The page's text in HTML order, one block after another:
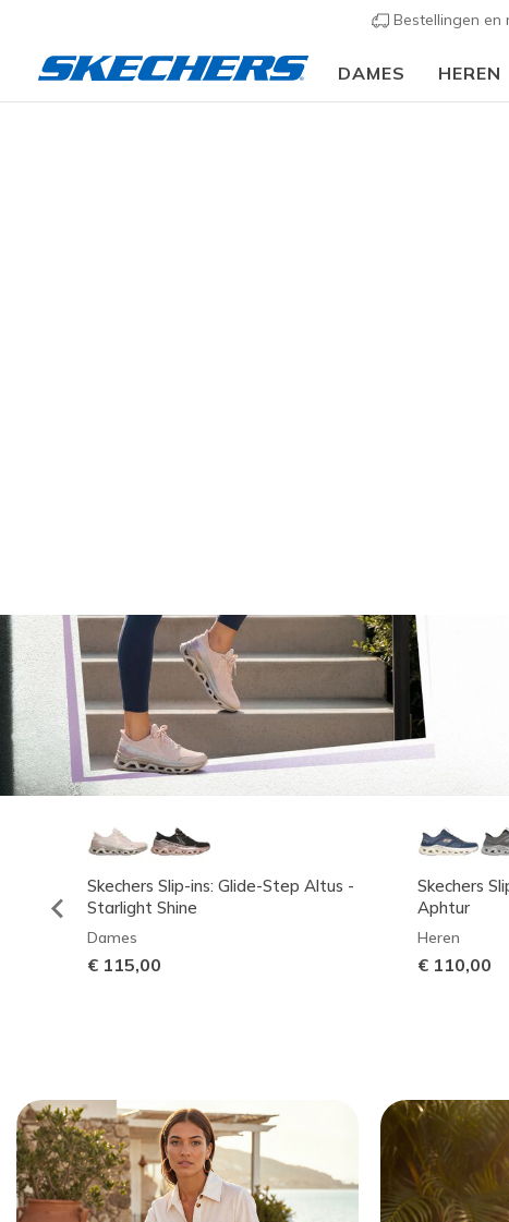
Bestellingen en
DAMES HEREN
Skechers Slip-ins: Glide-Step Altus -
Starlight Shine
Dames
€ 115,00
Skechers
Aphtur
Heren
€ 110,00